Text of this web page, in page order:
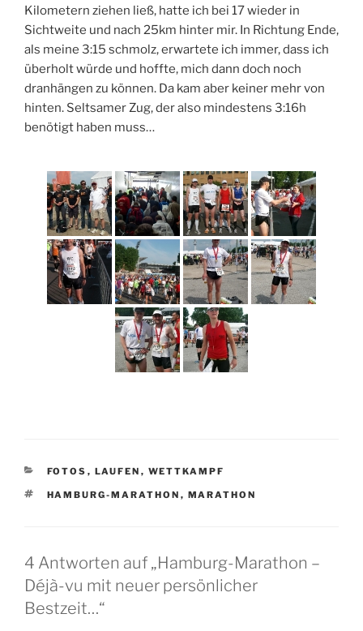
Kilometern ziehen ließ, hatte ich bei 17 wieder in
Sichtweite und nach 25km hinter mir. In Richtung Ende,
als meine 3:15 schmolz, erwartete ich immer, dass ich
überholt würde und hoffte, mich dann doch noch
dranhängen zu können. Da kam aber keiner mehr von
hinten. Seltsamer Zug, der also mindestens 3:16h
benötigt haben muss…
KATEGORIEN
FOTOS , LAUFEN , WETTKAMPF
SCHLAGWÖRTER
HAMBURG-MARATHON , MARATHON
4 Antworten auf „Hamburg-Marathon –
Déjà-vu mit neuer persönlicher
Bestzeit…“